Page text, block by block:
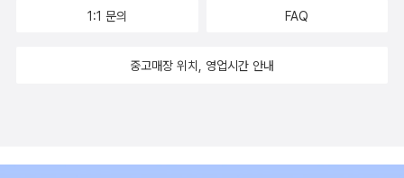
했더니, '헐~ 신기하다. 엄마랑 아빠가 그런 걸 봤단 말야, 이름도
워했습니다. 우리 모녀는 '디스, 라임, 비트, 플로우~' 등 랩 용어
은 쉽지 않지만 다행히 방법은 있다. 이 책이 그 출발점이다. - 인
친 기본적인 고전을 다루었다면 이 책은 인문학의 세 분야인 문
된 모습, 즉 우리가 사는 세상과 우리 자신의 역동적 상호작용에
1:1 문의 FAQ
중고매장 위치, 영업시간 안내